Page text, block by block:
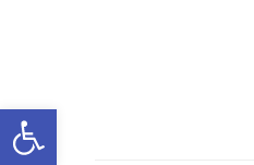
Otwórz pasek